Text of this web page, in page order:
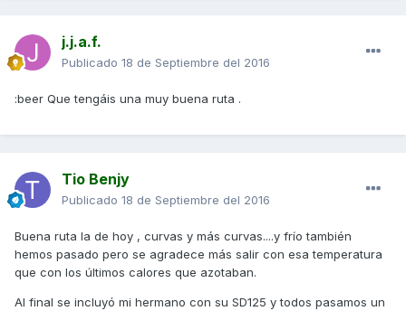
j.j.a.f.
Publicado 18 de Septiembre del 2016
:beer Que tengáis una muy buena ruta .
Tio Benjy
Publicado 18 de Septiembre del 2016
Buena ruta la de hoy , curvas y más curvas....y frío también
hemos pasado pero se agradece más salir con esa temperatura
que con los últimos calores que azotaban.
Al final se incluyó mi hermano con su SD125 y todos pasamos un